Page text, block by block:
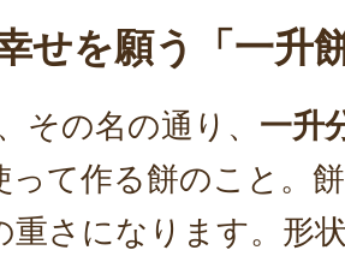
せを願う「一升
その名の通り、 一升
って作る餅のこと。
重さになります。形